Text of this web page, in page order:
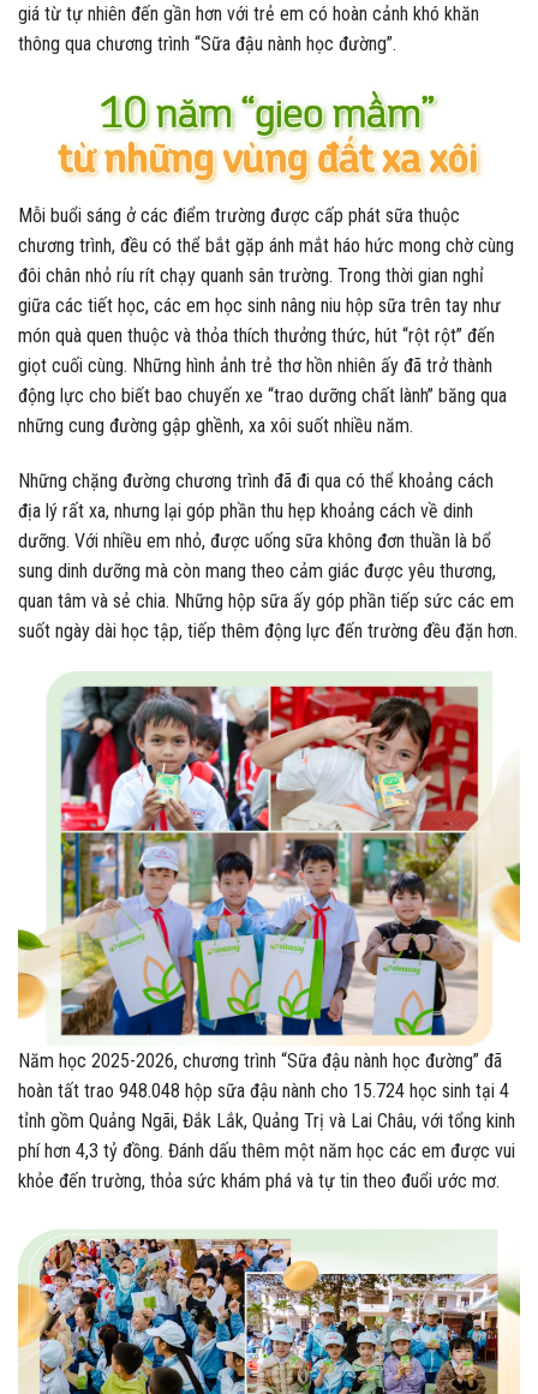
giá từ tự nhiên đến gần hơn với trẻ em có hoàn cảnh khó khăn
thông qua chương trình “Sữa đậu nành học đường”.
Mỗi buổi sáng ở các điểm trường được cấp phát sữa thuộc
chương trình, đều có thể bắt gặp ánh mắt háo hức mong chờ cùng
đôi chân nhỏ ríu rít chạy quanh sân trường. Trong thời gian nghỉ
giữa các tiết học, các em học sinh nâng niu hộp sữa trên tay như
món quà quen thuộc và thỏa thích thưởng thức, hút “rột rột” đến
giọt cuối cùng. Những hình ảnh trẻ thơ hồn nhiên ấy đã trở thành
động lực cho biết bao chuyến xe “trao dưỡng chất lành” băng qua
những cung đường gập ghềnh, xa xôi suốt nhiều năm.
Những chặng đường chương trình đã đi qua có thể khoảng cách
địa lý rất xa, nhưng lại góp phần thu hẹp khoảng cách về dinh
dưỡng. Với nhiều em nhỏ, được uống sữa không đơn thuần là bổ
sung dinh dưỡng mà còn mang theo cảm giác được yêu thương,
quan tâm và sẻ chia. Những hộp sữa ấy góp phần tiếp sức các em
suốt ngày dài học tập, tiếp thêm động lực đến trường đều đặn hơn.
Năm học 2025-2026, chương trình “Sữa đậu nành học đường” đã
hoàn tất trao 948.048 hộp sữa đậu nành cho 15.724 học sinh tại 4
tỉnh gồm Quảng Ngãi, Đắk Lắk, Quảng Trị và Lai Châu, với tổng kinh
phí hơn 4,3 tỷ đồng. Đánh dấu thêm một năm học các em được vui
khỏe đến trường, thỏa sức khám phá và tự tin theo đuổi ước mơ.